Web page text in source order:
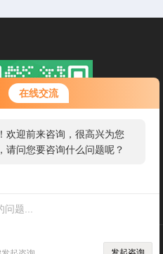
在线交流
欢迎前来咨询，很高兴为您
请问您要咨询什么问题呢？
录 sitemap.xml